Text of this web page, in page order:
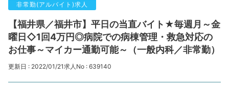
非常勤(アルバイト)求人
【福井県／福井市】平日の当直バイト★毎週月～金
曜日◇1回4万円◎病院での病棟管理・救急対応の
お仕事～マイカー通勤可能～（一般内科／非常勤）
更新日 : 2022/01/21求人No : 639140